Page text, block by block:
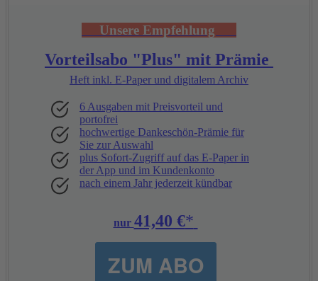
Unsere Empfehlung
Vorteilsabo "Plus" mit Prämie
Heft inkl. E-Paper und digitalem Archiv
6 Ausgaben mit Preisvorteil und
portofrei
hochwertige Dankeschön-Prämie für
Sie zur Auswahl
plus Sofort-Zugriff auf das E-Paper in
der App und im Kundenkonto
nach einem Jahr jederzeit kündbar
nur 41,40 €*
ZUM ABO